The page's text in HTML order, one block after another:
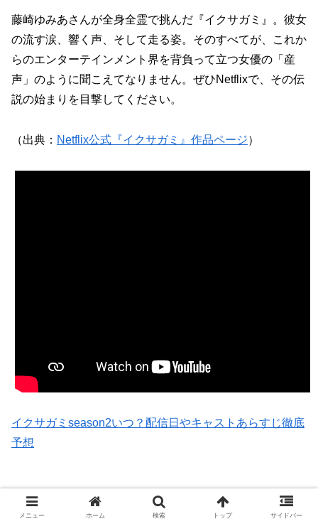
藤崎ゆみあさんが全身全霊で挑んだ『イクサガミ』。彼女
の流す涙、響く声、そして走る姿。そのすべてが、これか
らのエンターテインメント界を背負って立つ女優の「産
声」のように聞こえてなりません。ぜひNetflixで、その伝
説の始まりを目撃してください。
（出典： Netflix公式『イクサガミ』作品ページ）
イクサガミseason2いつ？配信日やキャストあらすじ徹底
予想
配信サービスVOD
メニュー ホーム 検索 トップ サイドバー